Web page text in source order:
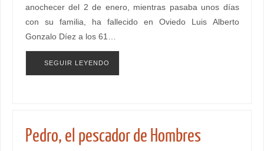
anochecer del 2 de enero, mientras pasaba unos días
con su familia, ha fallecido en Oviedo Luis Alberto
Gonzalo Díez a los 61…
SEGUIR LEYENDO
Pedro, el pescador de Hombres